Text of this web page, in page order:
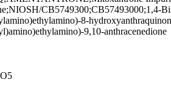
CB5749300;CB57493000;1,4-
8-
9,10-anthracenedione